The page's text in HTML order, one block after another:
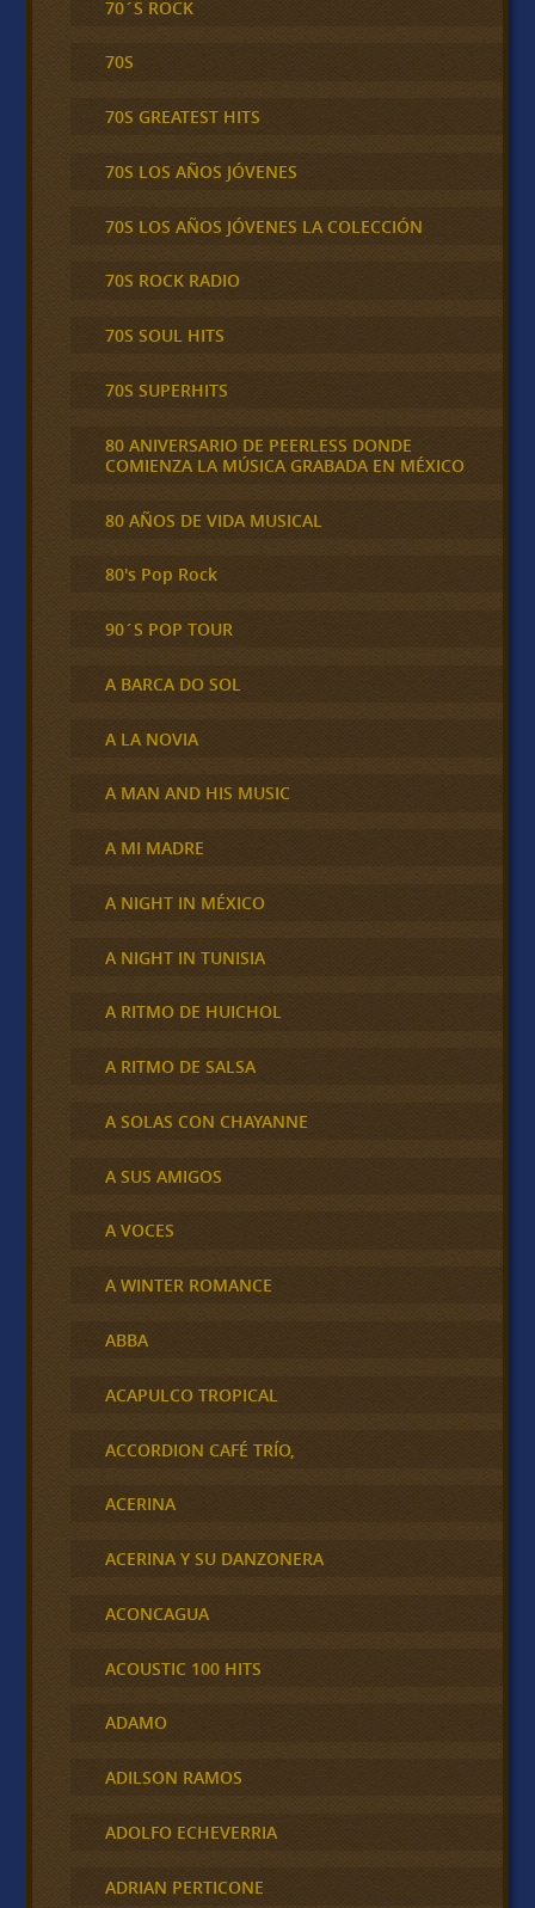
70´S ROCK
70S
70S GREATEST HITS
70S LOS AÑOS JÓVENES
70S LOS AÑOS JÓVENES LA COLECCIÓN
70S ROCK RADIO
70S SOUL HITS
70S SUPERHITS
80 ANIVERSARIO DE PEERLESS DONDE
COMIENZA LA MÚSICA GRABADA EN MÉXICO
80 AÑOS DE VIDA MUSICAL
80's Pop Rock
90´S POP TOUR
A BARCA DO SOL
A LA NOVIA
A MAN AND HIS MUSIC
A MI MADRE
A NIGHT IN MÉXICO
A NIGHT IN TUNISIA
A RITMO DE HUICHOL
A RITMO DE SALSA
A SOLAS CON CHAYANNE
A SUS AMIGOS
A VOCES
A WINTER ROMANCE
ABBA
ACAPULCO TROPICAL
ACCORDION CAFÉ TRÍO,
ACERINA
ACERINA Y SU DANZONERA
ACONCAGUA
ACOUSTIC 100 HITS
ADAMO
ADILSON RAMOS
ADOLFO ECHEVERRIA
ADRIAN PERTICONE